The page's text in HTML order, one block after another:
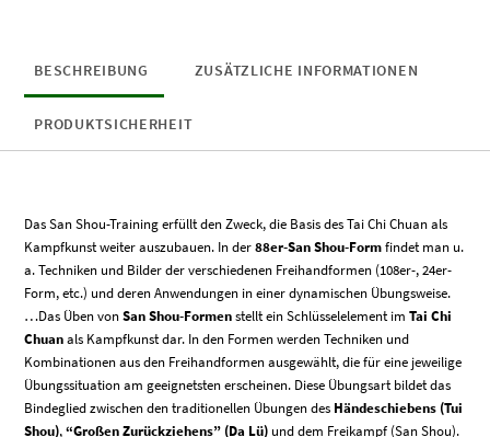
(Bilder
88)
Menge
BESCHREIBUNG ZUSÄTZLICHE INFORMATIONEN
PRODUKTSICHERHEIT
Das San Shou-Training erfüllt den Zweck, die Basis des Tai Chi Chuan als
Kampfkunst weiter auszubauen. In der88er-San Shou-Formfindet man u.
a. Techniken und Bilder der verschiedenen Freihandformen (108er-, 24er-
Form, etc.) und deren Anwendungen in einer dynamischen Übungsweise.
…Das Üben vonSan Shou-Formenstellt ein Schlüsselelement imTai Chi
Chuanals Kampfkunst dar. In den Formen werden Techniken und
Kombinationen aus den Freihandformen ausgewählt, die für eine jeweilige
Übungssituation am geeignetsten erscheinen. Diese Übungsart bildet das
Bindeglied zwischen den traditionellen Übungen des Händeschiebens (Tui
Shou),“Großen Zurückziehens” (Da Lü) und dem Freikampf (San Shou).